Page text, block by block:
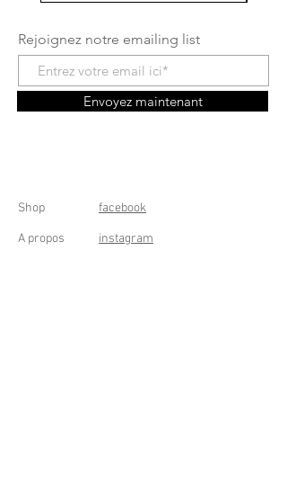
Rejoignez notre emailing list
Envoyez maintenant
Shop
A propos
facebook
instagram